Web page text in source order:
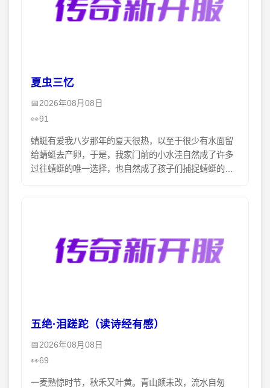
夏虫三忆
2026年08月08日
91
蜻蜓有爱我八岁那年的夏天很热，以至于很少有水面留
给蜻蜓去产卵，于是，我家门前的小水洼自然成了许多
过往蜻蜓的唯一选择，也自然成了孩子们捕捉蜻蜓的好
五绝·泪蹉跎（读诗经有感）
2026年08月08日
69
一麦熟惊时节，秋禾又叶黄。青山颜未改，流水自匆